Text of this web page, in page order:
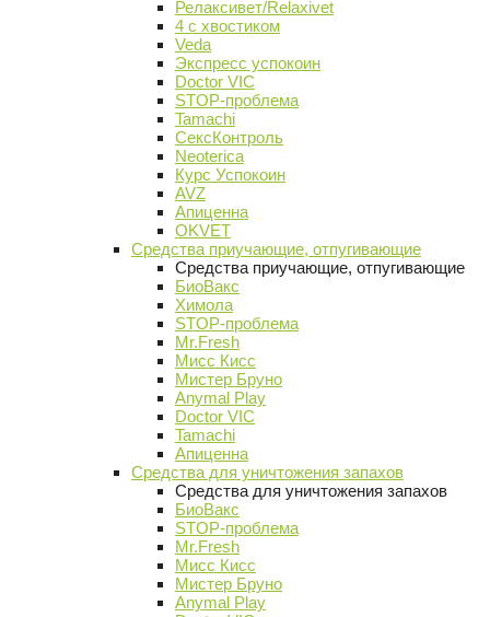
Релаксивет/Relaxivet
4 с хвостиком
Veda
Экспресс успокоин
Doctor VIC
STOP-проблема
Tamachi
СексКонтроль
Neoterica
Курс Успокоин
AVZ
Апиценна
OKVET
Средства приучающие, отпугивающие
Средства приучающие, отпугивающие
БиоВакс
Химола
STOP-проблема
Mr.Fresh
Мисс Кисс
Мистер Бруно
Anymal Play
Doctor VIC
Tamachi
Апиценна
Средства для уничтожения запахов
Средства для уничтожения запахов
БиоВакс
STOP-проблема
Mr.Fresh
Мисс Кисс
Мистер Бруно
Anymal Play